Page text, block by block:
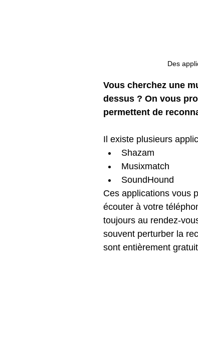
Des
Vous cherchez une
dessus ? On vous
permettent de
Il existe plusieurs
Shazam
Musixmatch
SoundHound
Ces applications vous
écouter à votre
toujours au rendez-
souvent perturber la
sont entièrement